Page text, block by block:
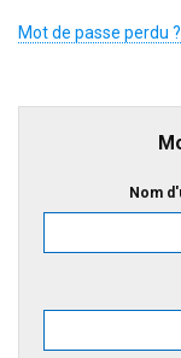
Mot de passe perdu ?
Nom